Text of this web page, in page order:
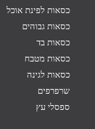
כסאות לפינת אוכל
כסאות גבוהים
כסאות בד
כסאות מטבח
כסאות לגינה
שרפרפים
ספסלי עץ